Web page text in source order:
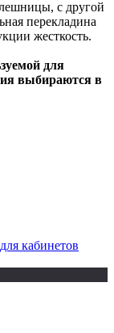
с другой
перекладина
жесткость.
для
выбираются в
кабинетов